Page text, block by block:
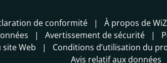
de conformité À propos de WiZ
Avertissement de sécurité
Web
Conditions d’utilisation du
Avis relatif aux données